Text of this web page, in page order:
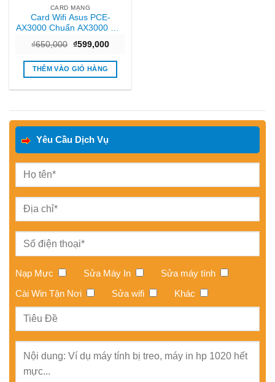
CARD MẠNG
Card Wifi Asus PCE-
AX3000 Chuẩn AX3000 Wifi
₫650,000 Giá
là:
₫650,000.
₫599,000Giá
tại
₫599,000.
THÊM VÀO GIỎ HÀNG
Yêu Cầu Dịch Vụ
Nạp Mực Sửa Máy In
Sửa máy tính
Cài Win Tận Nơi
Sửa wifi Khác